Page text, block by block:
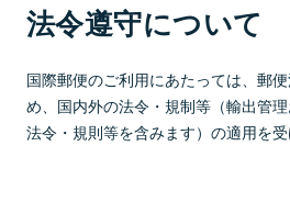
法令遵守について
国際郵便のご利用にあたっては、郵
め、国内外の法令・規制等（輸出管
法令・規則等を含みます）の適用を受